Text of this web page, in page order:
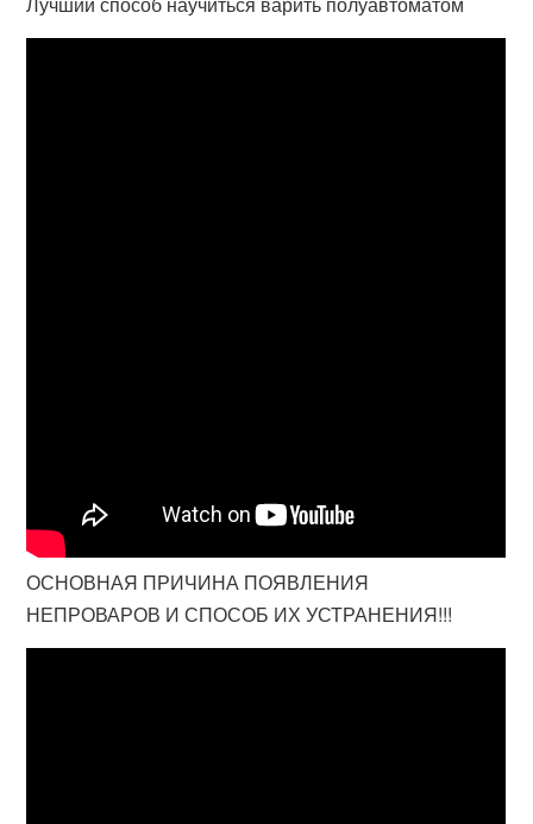
ОСНОВНАЯ ПРИЧИНА ПОЯВЛЕНИЯ
НЕПРОВАРОВ И СПОСОБ ИХ УСТРАНЕНИЯ!!!